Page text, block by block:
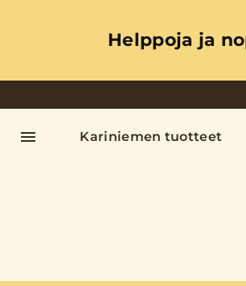
Helppoja ja
Kariniemen tuotteet